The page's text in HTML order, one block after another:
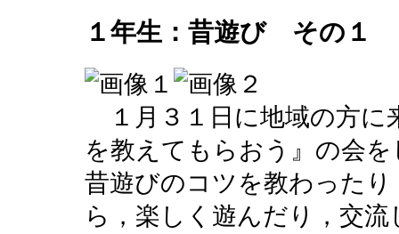
１年生：昔遊び その１
１月３１日に地域の方に
を教えてもらおう』の会
昔遊びのコツを教わった
ら，楽しく遊んだり，交